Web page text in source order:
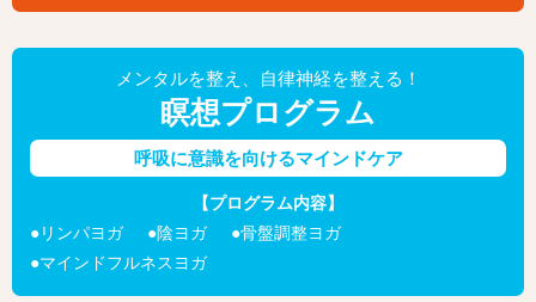
メンタルを整え、自律神経を整える！
瞑想プログラム
呼吸に意識を向けるマインドケア
【プログラム内容】
リンパヨガ
陰ヨガ
骨盤調整ヨガ
マインドフルネスヨガ